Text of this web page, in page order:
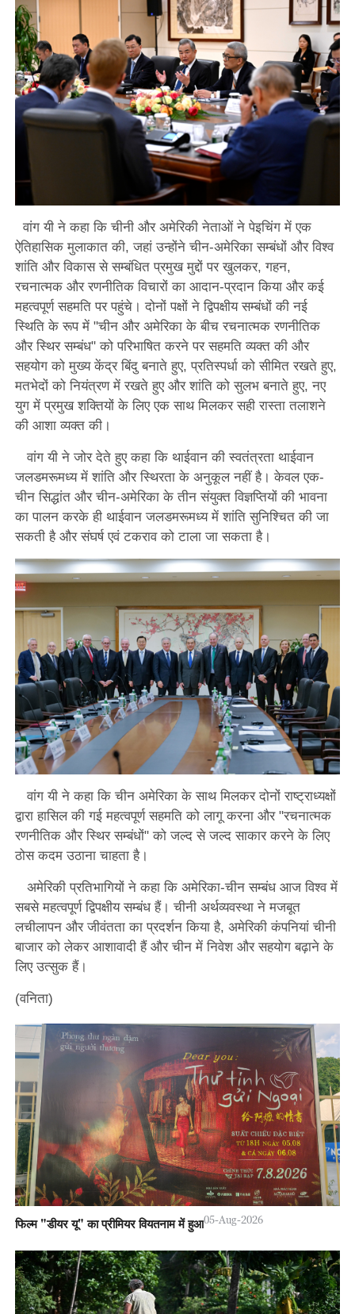
वांग यी ने कहा कि चीनी और अमेरिकी नेताओं ने पेइचिंग में एक
ऐतिहासिक मुलाकात की, जहां उन्होंने चीन-अमेरिका सम्बंधों और विश्व
शांति और विकास से सम्बंधित प्रमुख मुद्दों पर खुलकर, गहन,
रचनात्मक और रणनीतिक विचारों का आदान-प्रदान किया और कई
महत्वपूर्ण सहमति पर पहुंचे। दोनों पक्षों ने द्विपक्षीय सम्बंधों की नई
स्थिति के रूप में "चीन और अमेरिका के बीच रचनात्मक रणनीतिक
और स्थिर सम्बंध" को परिभाषित करने पर सहमति व्यक्त की और
सहयोग को मुख्य केंद्र बिंदु बनाते हुए, प्रतिस्पर्धा को सीमित रखते हुए,
मतभेदों को नियंत्रण में रखते हुए और शांति को सुलभ बनाते हुए, नए
युग में प्रमुख शक्तियों के लिए एक साथ मिलकर सही रास्ता तलाशने
की आशा व्यक्त की।
वांग यी ने जोर देते हुए कहा कि थाईवान की स्वतंत्रता थाईवान
जलडमरूमध्य में शांति और स्थिरता के अनुकूल नहीं है। केवल एक-
चीन सिद्धांत और चीन-अमेरिका के तीन संयुक्त विज्ञप्तियों की भावना
का पालन करके ही थाईवान जलडमरूमध्य में शांति सुनिश्चित की जा
सकती है और संघर्ष एवं टकराव को टाला जा सकता है।
वांग यी ने कहा कि चीन अमेरिका के साथ मिलकर दोनों राष्ट्राध्यक्षों
द्वारा हासिल की गई महत्वपूर्ण सहमति को लागू करना और "रचनात्मक
रणनीतिक और स्थिर सम्बंधों" को जल्द से जल्द साकार करने के लिए
ठोस कदम उठाना चाहता है।
अमेरिकी प्रतिभागियों ने कहा कि अमेरिका-चीन सम्बंध आज विश्व में
सबसे महत्वपूर्ण द्विपक्षीय सम्बंध हैं। चीनी अर्थव्यवस्था ने मजबूत
लचीलापन और जीवंतता का प्रदर्शन किया है, अमेरिकी कंपनियां चीनी
बाजार को लेकर आशावादी हैं और चीन में निवेश और सहयोग बढ़ाने के
लिए उत्सुक हैं।
(वनिता)
फिल्म "डीयर यू" का प्रीमियर वियतनाम में हुआ05-Aug-2026